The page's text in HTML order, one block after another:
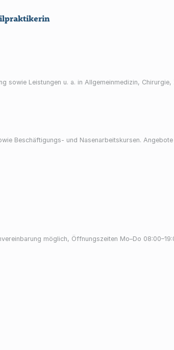
sowie Leistungen u. a. in Allgemeinmedizin, Chirurgie,
Beschäftigungs- und Nasenarbeitskursen.
möglich, Öffnungszeiten Mo–Do